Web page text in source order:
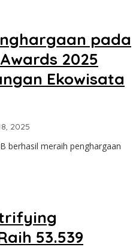
pada
2025
Ekowisata
2025
berhasil meraih penghargaan
53.539